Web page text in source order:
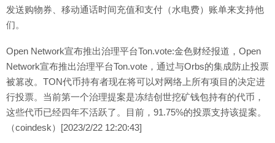
发送购物券、移动通话时间充值和支付（水电费）账单来支持他
们。
Open Network宣布推出治理平台Ton.vote:金色财经报道，Open
Network宣布推出治理平台Ton.vote，通过与Orbs的集成防止投票
被篡改。TON代币持有者现在将可以对网络上所有项目的决定进
行投票。当前第一个治理提案是冻结创世挖矿钱包持有的代币，
这些代币已经四年不活跃了。目前，91.75%的投票支持该提案。
（coindesk）[2023/2/22 12:20:43]